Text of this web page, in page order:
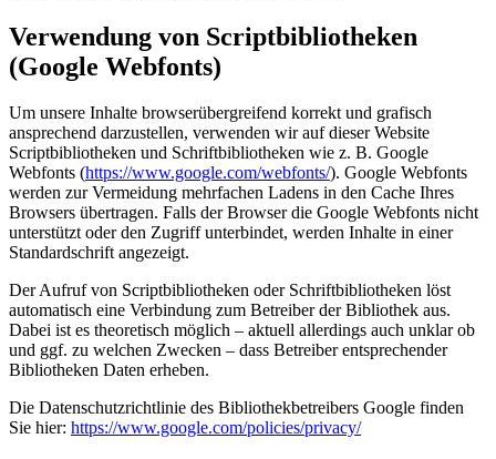
Verwendung von Scriptbibliotheken
(Google Webfonts)
Um unsere Inhalte browserübergreifend korrekt und grafisch
ansprechend darzustellen, verwenden wir auf dieser Website
Scriptbibliotheken und Schriftbibliotheken wie z. B. Google
Webfonts (https://www.google.com/webfonts/). Google Webfonts
werden zur Vermeidung mehrfachen Ladens in den Cache Ihres
Browsers übertragen. Falls der Browser die Google Webfonts nicht
unterstützt oder den Zugriff unterbindet, werden Inhalte in einer
Standardschrift angezeigt.
Der Aufruf von Scriptbibliotheken oder Schriftbibliotheken löst
automatisch eine Verbindung zum Betreiber der Bibliothek aus.
Dabei ist es theoretisch möglich – aktuell allerdings auch unklar ob
und ggf. zu welchen Zwecken – dass Betreiber entsprechender
Bibliotheken Daten erheben.
Die Datenschutzrichtlinie des Bibliothekbetreibers Google finden
Sie hier: https://www.google.com/policies/privacy/